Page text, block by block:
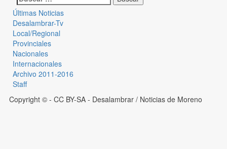
Últimas Noticias
Desalambrar-Tv
Local/Regional
Provinciales
Nacionales
Internacionales
Archivo 2011-2016
Staff
Copyright © - CC BY-SA - Desalambrar / Noticias de Moreno